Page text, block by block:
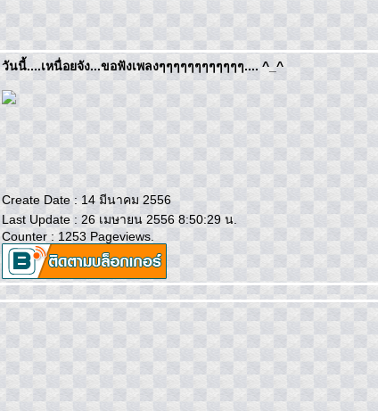
วันนี้....เหนื่อยจัง...ขอฟังเพลงๆๆๆๆๆๆๆๆๆๆๆๆ.... ^_^
Create Date : 14 มีนาคม 2556
Last Update : 26 เมษายน 2556 8:50:29 น.
Counter : 1253 Pageviews.